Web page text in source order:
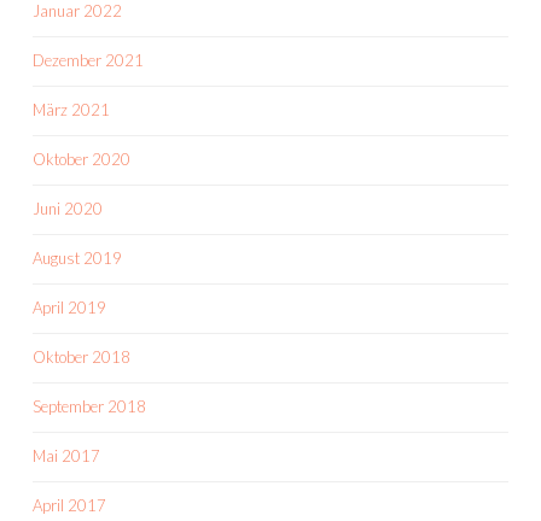
Januar 2022
Dezember 2021
März 2021
Oktober 2020
Juni 2020
August 2019
April 2019
Oktober 2018
September 2018
Mai 2017
April 2017